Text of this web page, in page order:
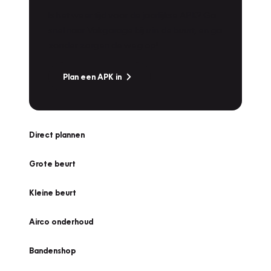
Plan een APK in
Direct plannen
Grote beurt
Kleine beurt
Airco onderhoud
Bandenshop